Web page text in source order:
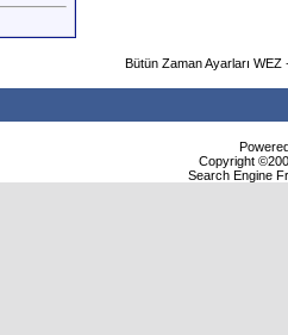
Bütün Zaman Ayarları
Copyright
Search Engine